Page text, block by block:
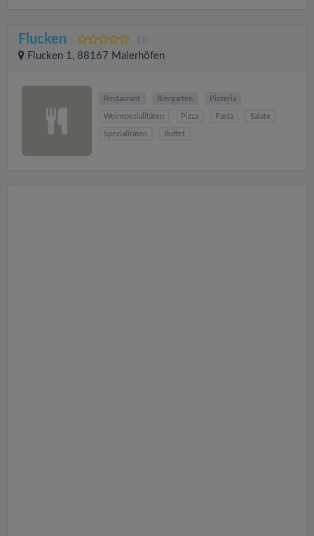
Flucken (0)
Flucken 1, 88167 Maierhöfen
Restaurant Biergarten Pizzeria
Weinspezialitäten Pizza Pasta Salate
Spezialitäten Buffet